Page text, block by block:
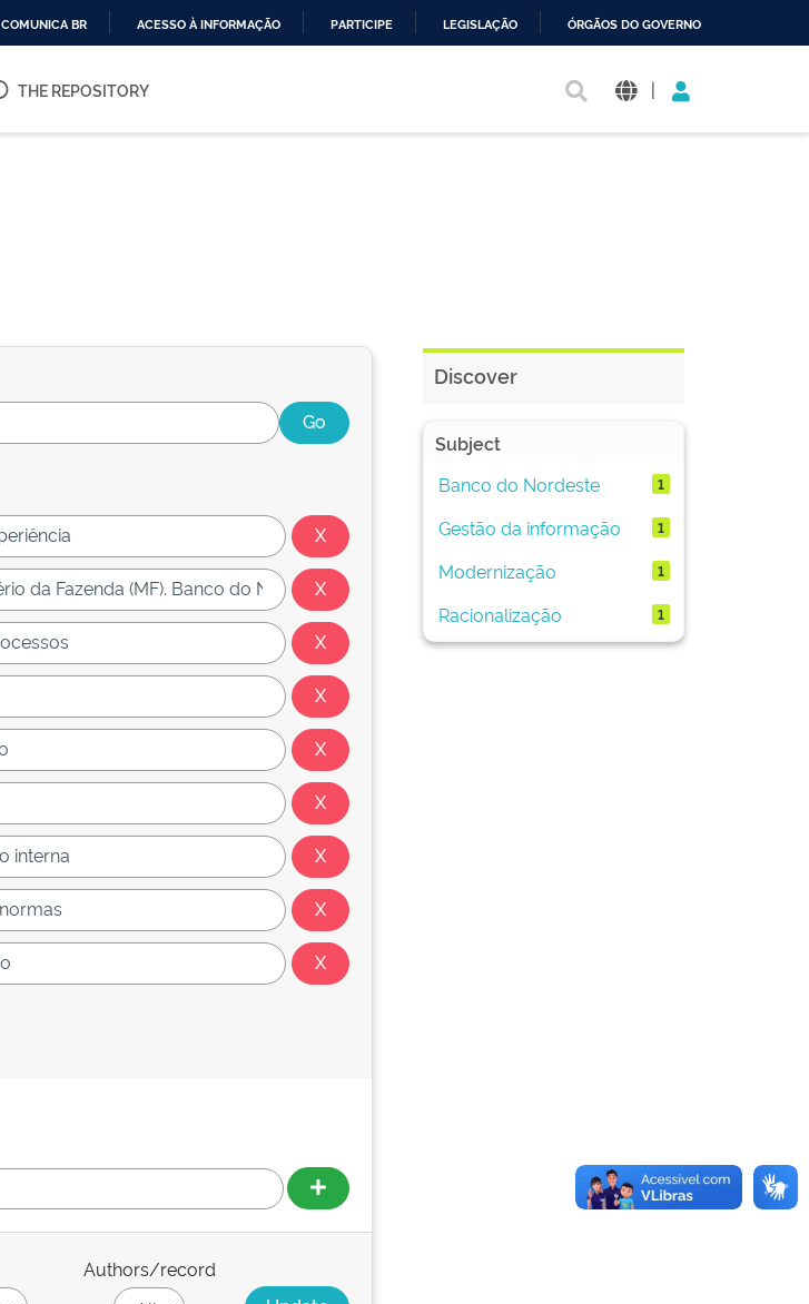
O
COMUNICA BR ACESSO À INFORMAÇÃO PARTICIPE LEGISLAÇÃO ÓRGÃOS DO GOVERNO
THE REPOSITORY |
Authors/record
Discover
Subject
Banco do Nordeste
1
Gestão da informação 1
Modernização 1
Racionalização 1